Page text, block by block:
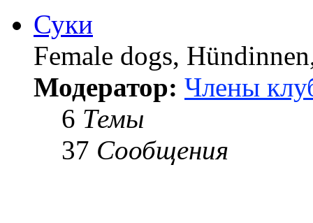
Суки
Female dogs,
Модератор: Члены
6 Темы
37 Сообщения